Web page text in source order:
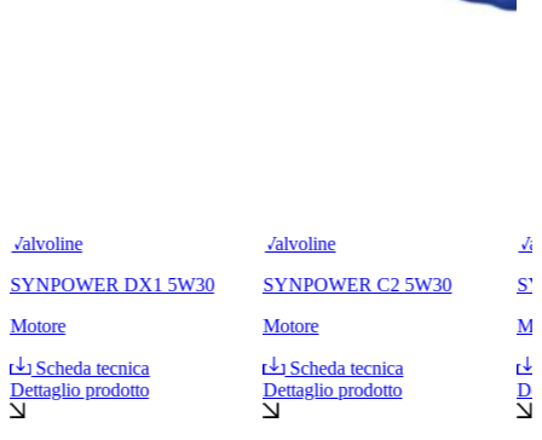
Valvoline
SYNPOWER DX1 5W30
Motore
Scheda tecnica
Dettaglio prodotto
Valvoline
SYNPOWER C2 5W30
Motore
Scheda tecnica
Dettaglio prodotto